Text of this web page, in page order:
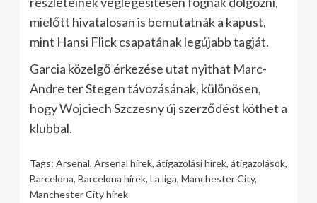
mielőtt hivatalosan is bemutatnák a kapust,
mint Hansi Flick csapatának legújabb tagját.
Garcia közelgő érkezése utat nyithat Marc-
Andre ter Stegen távozásának, különösen,
hogy Wojciech Szczesny új szerződést köthet a
klubbal.
Tags: Arsenal, Arsenal hírek, átigazolási hírek, átigazolások,
Barcelona, Barcelona hírek, La liga, Manchester City,
Manchester City hírek